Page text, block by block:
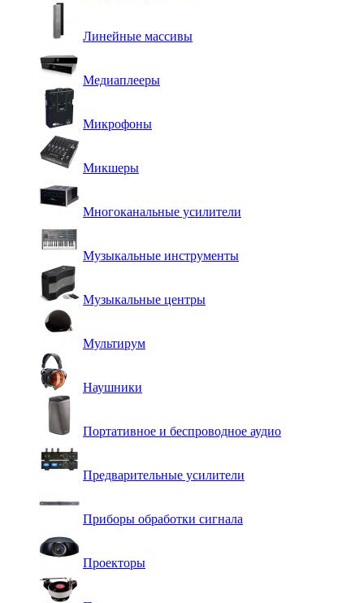
Линейные массивы
Медиаплееры
Микрофоны
Микшеры
Многоканальные усилители
Музыкальные инструменты
Музыкальные центры
Мультирум
Наушники
Портативное и беспроводное аудио
Предварительные усилители
Приборы обработки сигнала
Проекторы